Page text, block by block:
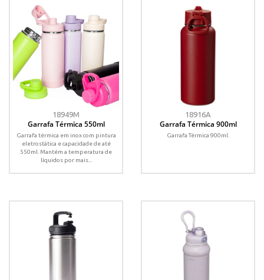
18949M
Garrafa Térmica 550ml
Garrafa térmica em inox com pintura
eletrostática e capacidade de até
550ml. Mantém a temperatura de
líquidos por mais...
18916A
Garrafa Térmica 900ml
Garrafa Térmica 900ml.